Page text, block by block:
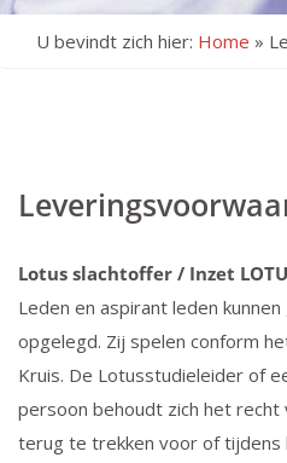
U bevindt zich hier: Home »
Lotus slachtoffer / Inzet
Leden en aspirant leden
opgelegd. Zij spelen conform
Kruis. De Lotusstudieleider of
persoon behoudt zich het
terug te trekken voor of tijdens